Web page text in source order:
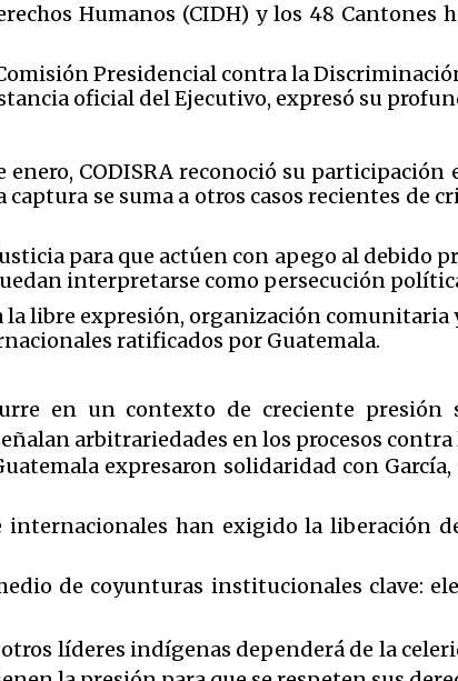
Humanos (CIDH) y los 48 Cantones
Presidencial contra la
oficial del Ejecutivo, expresó su
CODISRA reconoció su
captura se suma a otros casos recientes de
para que actúen con apego al debido
interpretarse como persecución
la libre expresión, organización
ratificados por Guatemala.
en un contexto de creciente presión
arbitrariedades en los procesos
expresaron solidaridad con
han exigido la liberación
de coyunturas institucionales clave:
líderes indígenas dependerá de la